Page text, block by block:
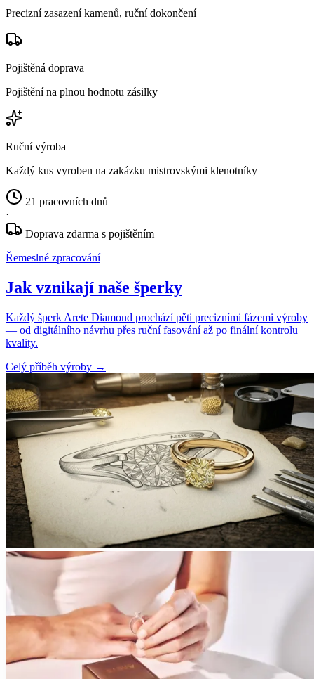
Precizní zasazení kamenů, ruční dokončení
Pojištěná doprava
Pojištění na plnou hodnotu zásilky
Ruční výroba
Každý kus vyroben na zakázku mistrovskými klenotníky
21 pracovních dnů
·
Doprava zdarma s pojištěním
Řemeslné zpracování
Jak vznikají naše šperky
Každý šperk Arete Diamond prochází pěti precizními fázemi výroby
— od digitálního návrhu přes ruční fasování až po finální kontrolu
kvality.
Celý příběh výroby →